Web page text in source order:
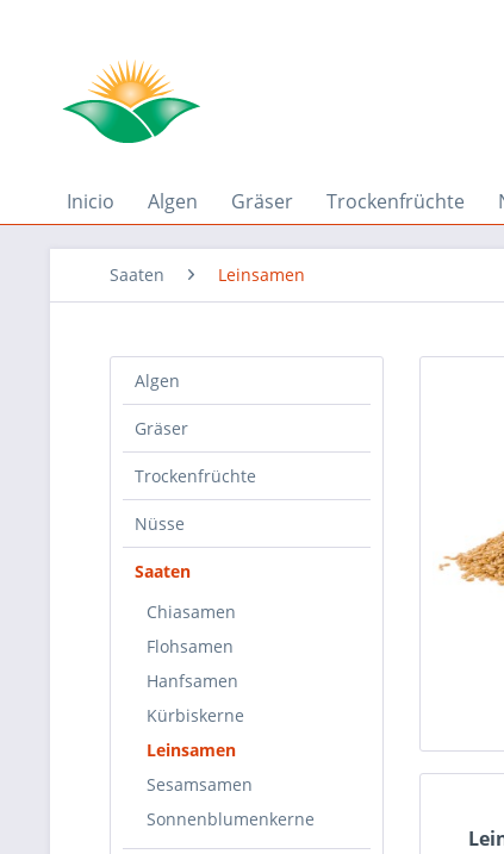
Inicio Algen Gräser Trockenfrüchte
Saaten Leinsamen
Algen
Gräser
Trockenfrüchte
Nüsse
Saaten
Chiasamen
Flohsamen
Hanfsamen
Kürbiskerne
Leinsamen
Sesamsamen
Sonnenblumenkerne